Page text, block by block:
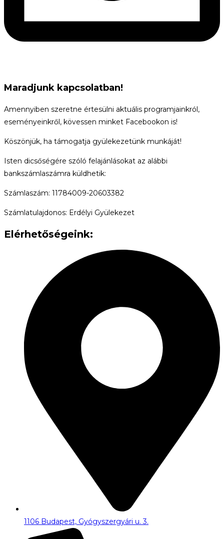
Maradjunk kapcsolatban!
Amennyiben szeretne értesülni aktuális programjainkról,
eseményeinkről, kövessen minket Facebookon is!
Köszönjük, ha támogatja gyülekezetünk munkáját!
Isten dicsőségére szóló felajánlásokat az alábbi
bankszámlaszámra küldhetik:
Számlaszám: 11784009-20603382
Számlatulajdonos: Erdélyi Gyülekezet
Elérhetőségeink:
1106 Budapest, Gyógyszergyári u. 3.